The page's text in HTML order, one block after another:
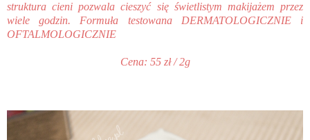
struktura cieni pozwala cieszyć się świetlistym makijażem przez
wiele godzin. Formuła testowana DERMATOLOGICZNIE i
OFTALMOLOGICZNIE
Cena: 55 zł / 2g